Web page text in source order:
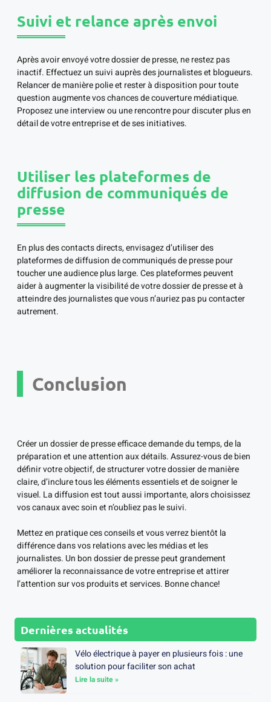
Suivi et relance après envoi
Après avoir envoyé votre dossier de presse, ne restez pas
inactif. Effectuez un suivi auprès des journalistes et blogueurs.
Relancer de manière polie et rester à disposition pour toute
question augmente vos chances de couverture médiatique.
Proposez une interview ou une rencontre pour discuter plus en
détail de votre entreprise et de ses initiatives.
Utiliser les plateformes de
diffusion de communiqués de
presse
En plus des contacts directs, envisagez d’utiliser des
plateformes de diffusion de communiqués de presse pour
toucher une audience plus large. Ces plateformes peuvent
aider à augmenter la visibilité de votre dossier de presse et à
atteindre des journalistes que vous n’auriez pas pu contacter
autrement.
Conclusion
Créer un dossier de presse efficace demande du temps, de la
préparation et une attention aux détails. Assurez-vous de bien
définir votre objectif, de structurer votre dossier de manière
claire, d’inclure tous les éléments essentiels et de soigner le
visuel. La diffusion est tout aussi importante, alors choisissez
vos canaux avec soin et n’oubliez pas le suivi.
Mettez en pratique ces conseils et vous verrez bientôt la
différence dans vos relations avec les médias et les
journalistes. Un bon dossier de presse peut grandement
améliorer la reconnaissance de votre entreprise et attirer
l’attention sur vos produits et services. Bonne chance!
Dernières actualités
Vélo électrique à payer en plusieurs fois : une
solution pour faciliter son achat
Lire la suite »